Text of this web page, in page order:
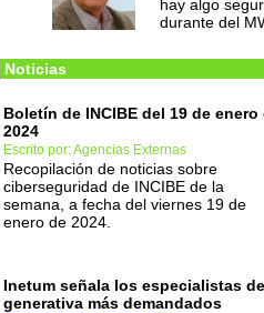
hay algo
durante del
Noticias
Boletín de INCIBE del 19 de enero
2024
Escrito por: Agencias Externas
Recopilación de noticias sobre
ciberseguridad de INCIBE de la
semana, a fecha del viernes 19 de
enero de 2024.
Inetum señala los especialistas
generativa más demandados